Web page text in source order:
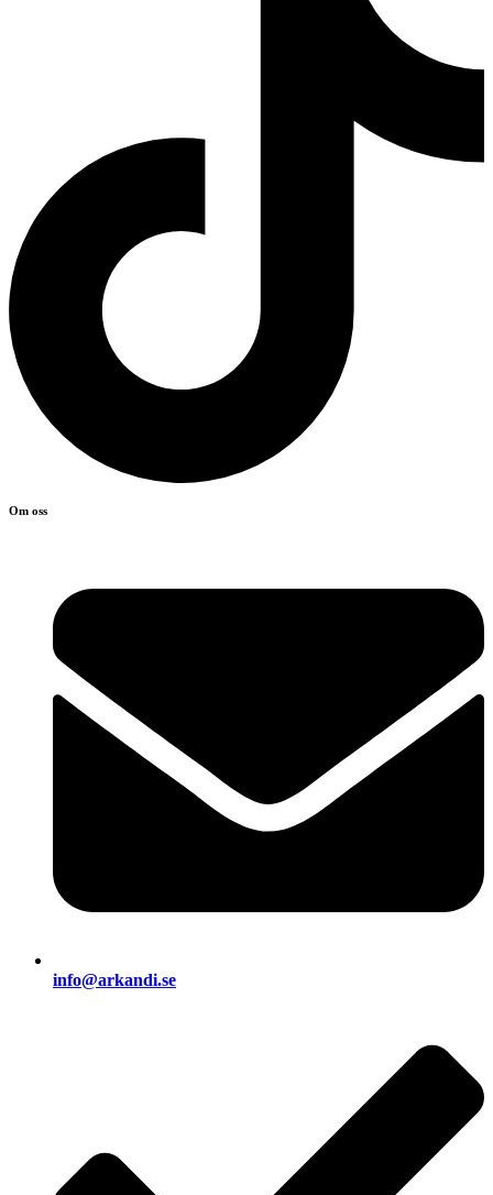
Om oss
info@arkandi.se